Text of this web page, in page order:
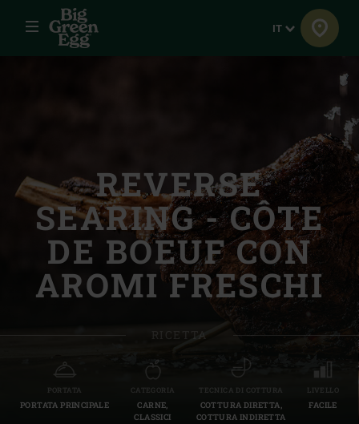
Menu Lingua
IT
REVERSE
SEARING - CÔTE
DE BOEUF CON
AROMI FRESCHI
RICETTA
PORTATA
PORTATA PRINCIPALE
CATEGORIA
CARNE,
CLASSICI
TECNICA DI COTTURA
COTTURA DIRETTA,
COTTURA INDIRETTA
LIVELLO
FACILE